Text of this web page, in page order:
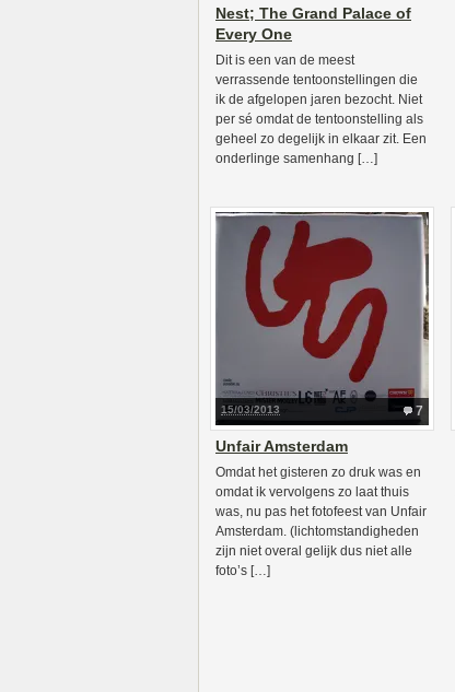
Nest; The Grand Palace of
Every One
Dit is een van de meest
verrassende tentoonstellingen die
ik de afgelopen jaren bezocht. Niet
per sé omdat de tentoonstelling als
geheel zo degelijk in elkaar zit. Een
onderlinge samenhang […]
7
15/03/2013
Unfair Amsterdam
Omdat het gisteren zo druk was en
omdat ik vervolgens zo laat thuis
was, nu pas het fotofeest van Unfair
Amsterdam. (lichtomstandigheden
zijn niet overal gelijk dus niet alle
foto’s […]